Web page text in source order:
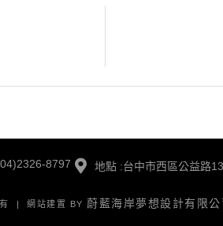
8797 地點 :台中市西區公益路
| 網站建置 BY 蔚藍海岸夢想設計有限公